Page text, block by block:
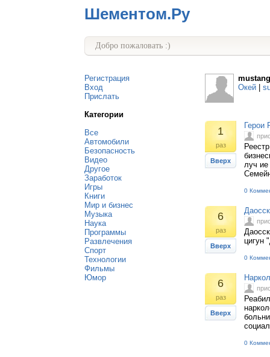
Шементом.Ру
Добро пожаловать :)
Регистрация
Вход
Прислать
Категории
Все
Автомобили
Безопасность
Видео
Другое
Заработок
Игры
Книги
Мир и бизнес
Музыка
Наука
Программы
Развлечения
Спорт
Технологии
Фильмы
Юмор
Окей
1
раз
Вверх
Герои
луч
0
6
раз
Вверх
цигун
0
6
раз
Вверх
0